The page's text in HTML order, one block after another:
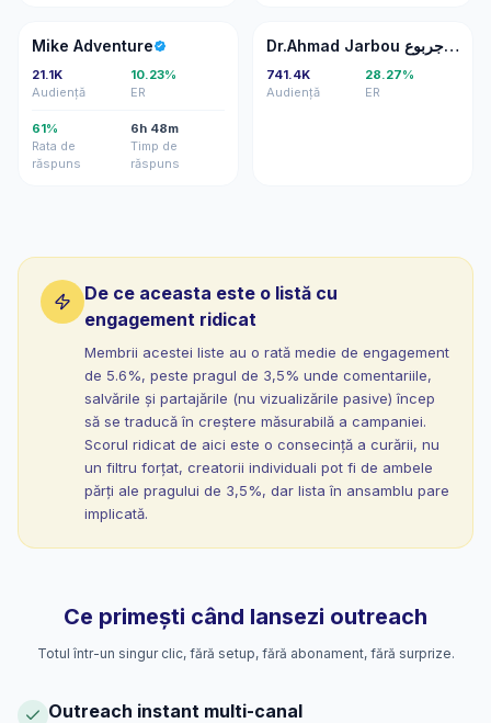
MA
Mike Adventure
21.1K
Audiență
10.23%
ER
61%
Rata de
răspuns
6h 48m
Timp de
răspuns
DJ Dr.Ahmad Jarbou د.أحمد جربوع
741.4K
Audiență
28.27%
ER
De ce aceasta este o listă cu
engagement ridicat
Membrii acestei liste au o rată medie de engagement
de 5.6%, peste pragul de 3,5% unde comentariile,
salvările și partajările (nu vizualizările pasive) încep
să se traducă în creștere măsurabilă a campaniei.
Scorul ridicat de aici este o consecință a curării, nu
un filtru forțat, creatorii individuali pot fi de ambele
părți ale pragului de 3,5%, dar lista în ansamblu pare
implicată.
Ce primești când lansezi outreach
Totul într-un singur clic, fără setup, fără abonament, fără surprize.
Outreach instant multi-canal